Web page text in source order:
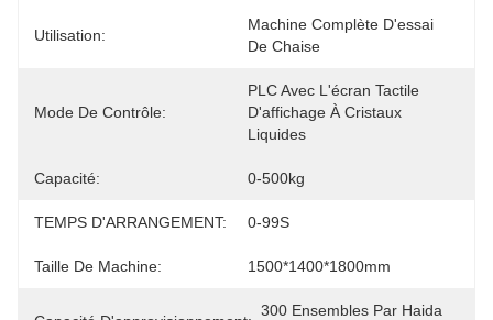
Utilisation:
Machine Complète D'essai
De Chaise
Mode De Contrôle:
PLC Avec L'écran Tactile
D'affichage À Cristaux
Liquides
Capacité: 0-500kg
TEMPS D'ARRANGEMENT: 0-99S
Taille De Machine: 1500*1400*1800mm
300 Ensembles Par Haida